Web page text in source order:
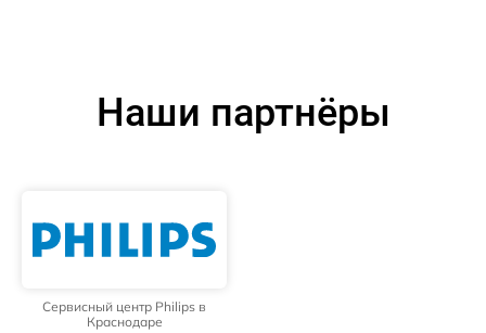
Наши партнёры
Сервисный центр Philips в
Краснодаре